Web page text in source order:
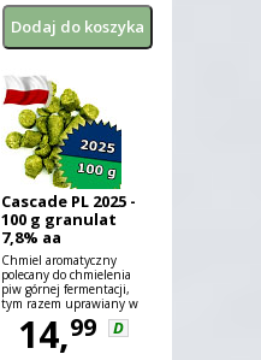
Cascade PL 2025 -
100 g granulat
7,8% aa
Chmiel aromatyczny
polecany do chmielenia
piw górnej fermentacji,
tym razem uprawiany w
Polsce!14,99 D